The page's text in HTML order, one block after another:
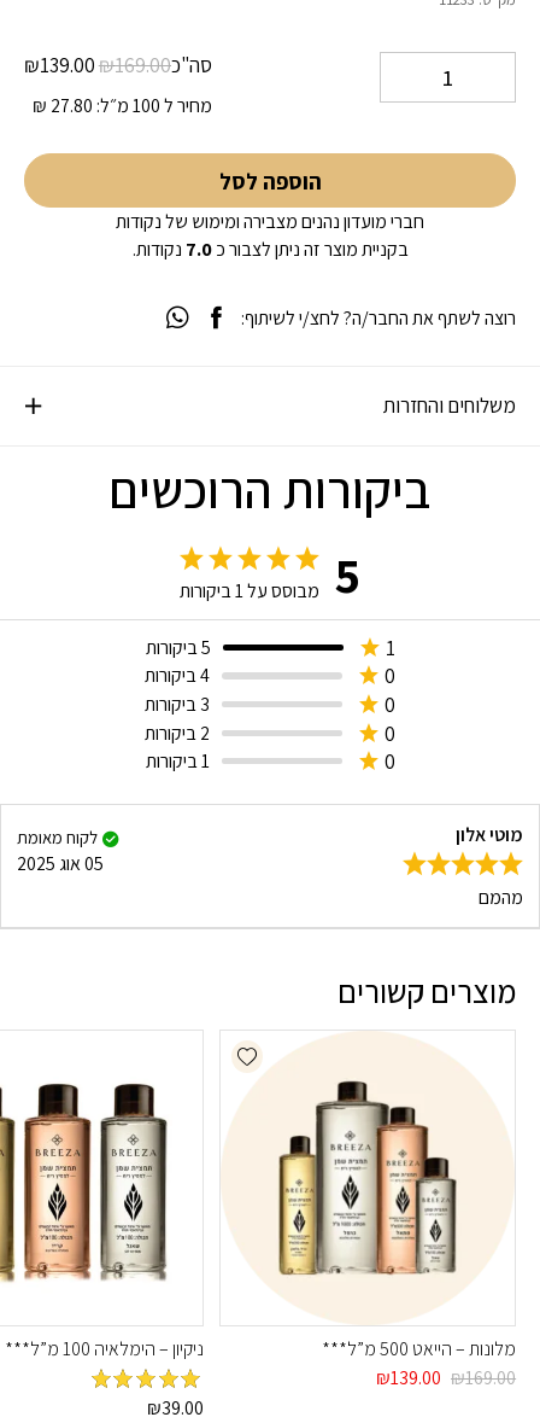
סה"כ ₪169.00
המחיר
המקורי
₪169.00.
₪139.00
מחיר ל 100 מ״ל: ₪ 27.80
הוספה לסל
חברי מועדון נהנים מצבירה ומימוש של נקודות
בקניית מוצר זה ניתן לצבור כ7.0 נקודות.
משלוחים והחזרות
רוצה לשתף את החבר/ה? לחצ/י לשיתוף:
ביקורות הרוכשים
5 מבוסס על1ביקורות
1 5 ביקורות
0 4 ביקורות
0 3 ביקורות
0 2 ביקורות
0 1 ביקורות
מוטי אלון לקוח מאומת
05 אוג 2025
מהמם
מוצרים קשורים
Add wishlist
מלונות – הייאט 500 מ”ל***
₪169.00
המחיר ₪139.00 המחיר
ניקיון – הימלאיה 100 מ”ל***
מדורג5
₪39.00